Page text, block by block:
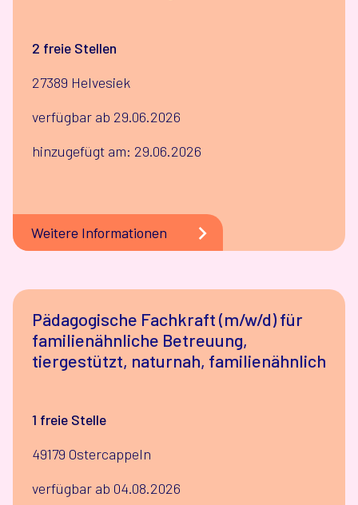
2 freie Stellen
27389 Helvesiek
verfügbar ab 29.06.2026
hinzugefügt am: 29.06.2026
Weitere Informationen
Pädagogische Fachkraft (m/w/d) für
familienähnliche Betreuung,
tiergestützt, naturnah, familienähnlich
1 freie Stelle
49179 Ostercappeln
verfügbar ab 04.08.2026